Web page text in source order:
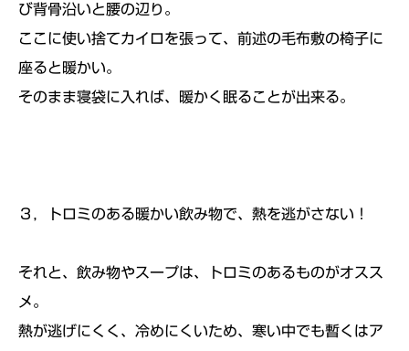
び背骨沿いと腰の辺り。
ここに使い捨てカイロを張って、前述の毛布敷の椅子に
座ると暖かい。
そのまま寝袋に入れば、暖かく眠ることが出来る。
３，トロミのある暖かい飲み物で、熱を逃がさない！
それと、飲み物やスープは、トロミのあるものがオスス
メ。
熱が逃げにくく、冷めにくいため、寒い中でも暫くはア